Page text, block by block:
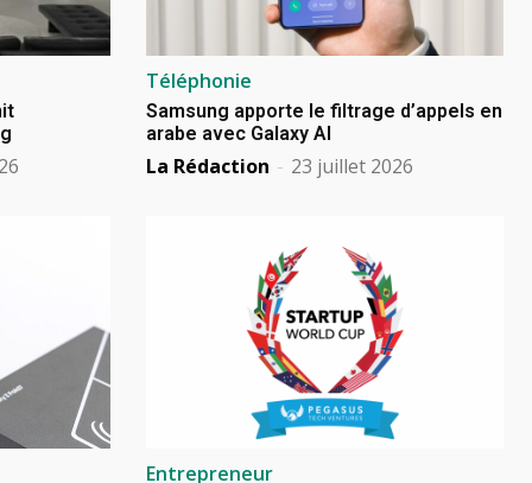
Téléphonie
Samsung apporte le filtrage d’appels en
arabe avec Galaxy AI
La Rédaction - 23 juillet 2026
Entrepreneur